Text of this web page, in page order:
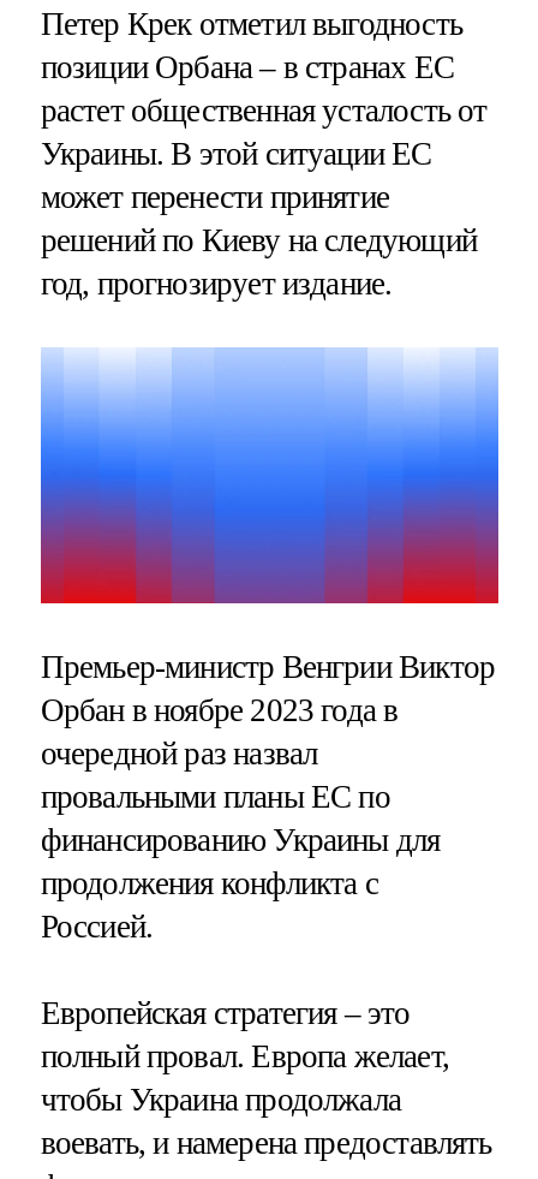
Петер Крек отметил выгодность
позиции Орбана – в странах ЕС
растет общественная усталость от
Украины. В этой ситуации ЕС
может перенести принятие
решений по Киеву на следующий
год, прогнозирует издание.
Премьер-министр Венгрии Виктор
Орбан в ноябре 2023 года в
очередной раз назвал
провальными планы ЕС по
финансированию Украины для
продолжения конфликта с
Россией.
Европейская стратегия – это
полный провал. Европа желает,
чтобы Украина продолжала
воевать, и намерена предоставлять